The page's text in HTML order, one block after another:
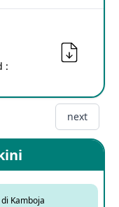
:
next
Kamboja